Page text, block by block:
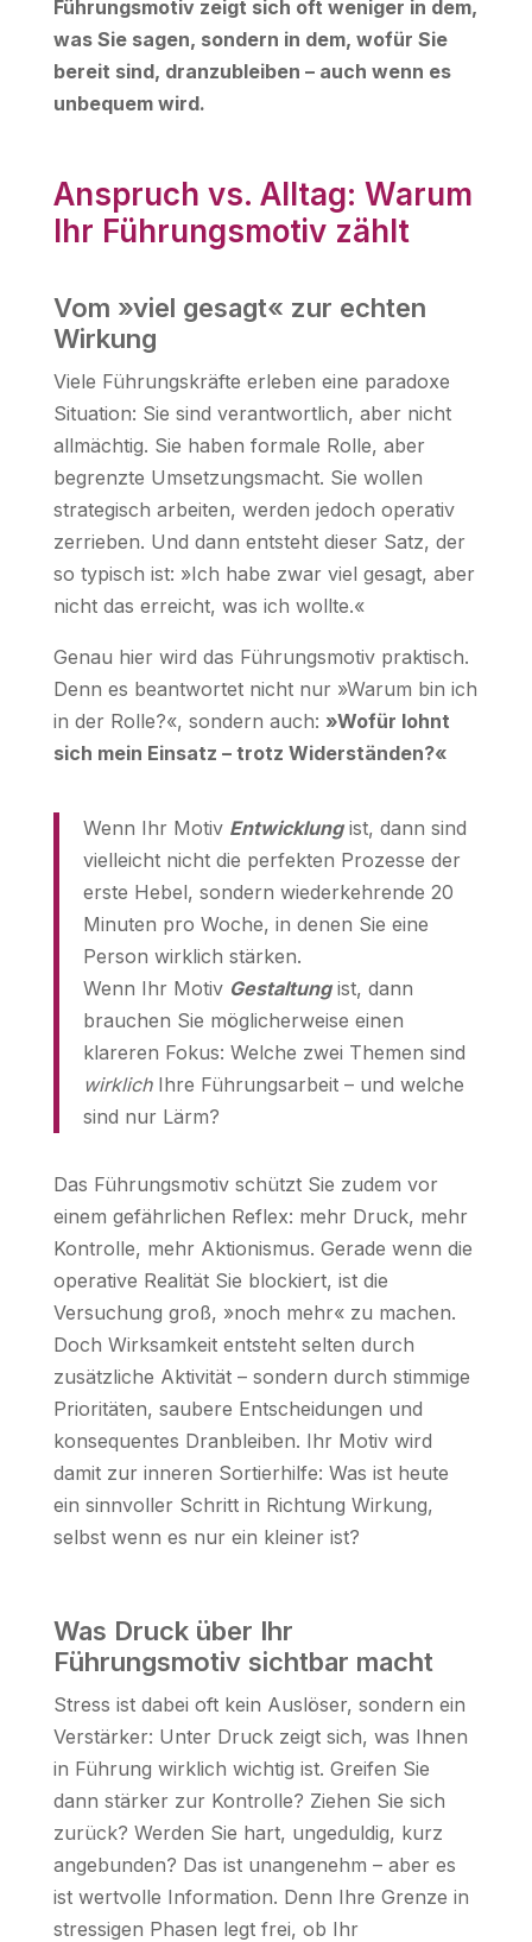
Führungsmotiv zeigt sich oft weniger in dem,
was Sie sagen, sondern in dem, wofür Sie
bereit sind, dranzubleiben – auch wenn es
unbequem wird.
Anspruch vs. Alltag: Warum
Ihr Führungsmotiv zählt
Vom »viel gesagt« zur echten
Wirkung
Viele Führungskräfte erleben eine paradoxe
Situation: Sie sind verantwortlich, aber nicht
allmächtig. Sie haben formale Rolle, aber
begrenzte Umsetzungsmacht. Sie wollen
strategisch arbeiten, werden jedoch operativ
zerrieben. Und dann entsteht dieser Satz, der
so typisch ist: »Ich habe zwar viel gesagt, aber
nicht das erreicht, was ich wollte.«
Genau hier wird das Führungsmotiv praktisch.
Denn es beantwortet nicht nur »Warum bin ich
in der Rolle?«, sondern auch: »Wofür lohnt
sich mein Einsatz – trotz Widerständen?«
Wenn Ihr Motiv Entwicklungist, dann sind
vielleicht nicht die perfekten Prozesse der
erste Hebel, sondern wiederkehrende 20
Minuten pro Woche, in denen Sie eine
Person wirklich stärken.
Wenn Ihr Motiv Gestaltung ist, dann
brauchen Sie möglicherweise einen
klareren Fokus: Welche zwei Themen sind
wirklichIhre Führungsarbeit – und welche
sind nur Lärm?
Das Führungsmotiv schützt Sie zudem vor
einem gefährlichen Reflex: mehr Druck, mehr
Kontrolle, mehr Aktionismus. Gerade wenn die
operative Realität Sie blockiert, ist die
Versuchung groß, »noch mehr« zu machen.
Doch Wirksamkeit entsteht selten durch
zusätzliche Aktivität – sondern durch stimmige
Prioritäten, saubere Entscheidungen und
konsequentes Dranbleiben. Ihr Motiv wird
damit zur inneren Sortierhilfe: Was ist heute
ein sinnvoller Schritt in Richtung Wirkung,
selbst wenn es nur ein kleiner ist?
Was Druck über Ihr
Führungsmotiv sichtbar macht
Stress ist dabei oft kein Auslöser, sondern ein
Verstärker: Unter Druck zeigt sich, was Ihnen
in Führung wirklich wichtig ist. Greifen Sie
dann stärker zur Kontrolle? Ziehen Sie sich
zurück? Werden Sie hart, ungeduldig, kurz
angebunden? Das ist unangenehm – aber es
ist wertvolle Information. Denn Ihre Grenze in
stressigen Phasen legt frei, ob Ihr